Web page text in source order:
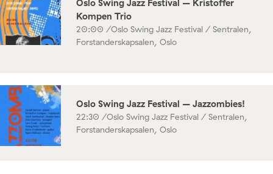
Oslo Swing Jazz Festival – Kristoffer
Kompen Trio
20:00 /Oslo Swing Jazz Festival / Sentralen,
Forstanderskapsalen, Oslo
Oslo Swing Jazz Festival – Jazzombies!
22:30 /Oslo Swing Jazz Festival / Sentralen,
Forstanderskapsalen, Oslo